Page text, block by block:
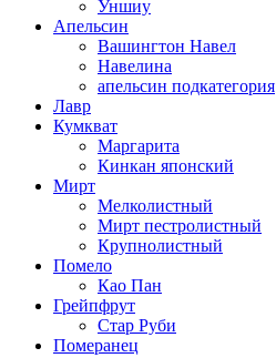
Уншиу
Апельсин
Вашингтон Навел
Навелина
апельсин подкатегория
Лавр
Кумкват
Маргарита
Кинкан японский
Мирт
Мелколистный
Мирт пестролистный
Крупнолистный
Помело
Као Пан
Грейпфрут
Стар Руби
Померанец